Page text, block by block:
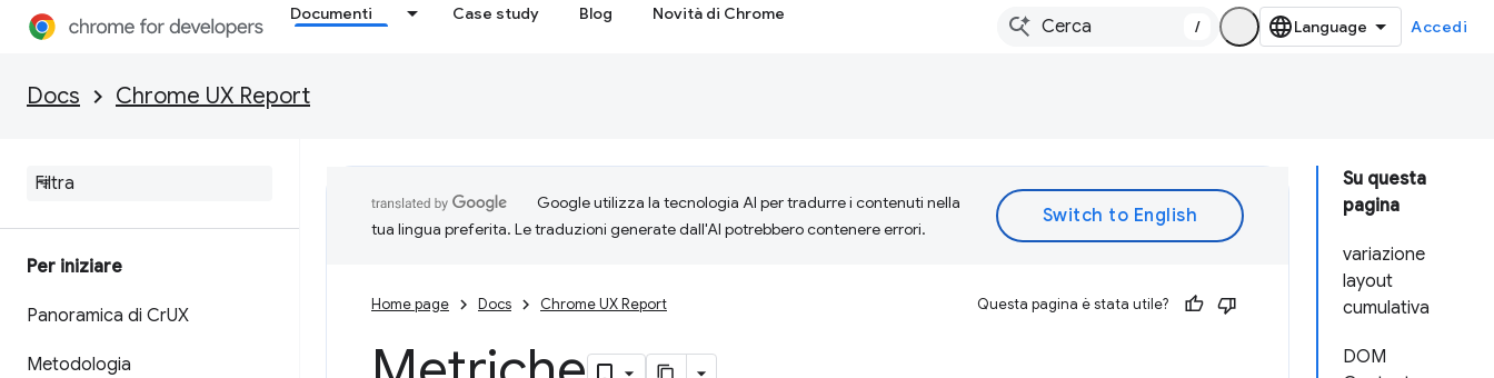
Documenti Case study Blog Novità di Chrome
/ Accedi
Docs Chrome UX Report
Per iniziare
Panoramica di CrUX
Metodologia
Su questa
pagina
variazione
layout
cumulativa
DOM
Google utilizza la tecnologia AI per tradurre i contenuti nella
tua lingua preferita. Le traduzioni generate dall'AI potrebbero contenere errori.
Home page Docs Chrome UX Report Questa pagina è stata utile?